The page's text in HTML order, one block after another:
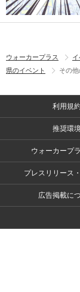
ウォーカープラス イ
県のイベント
その他
利用規
推奨環
ウォーカープ
プレスリリース
広告掲載に